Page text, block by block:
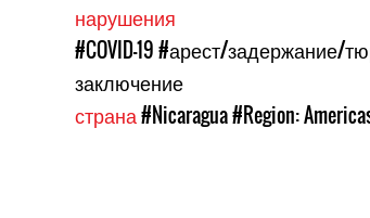
нарушения
#COVID-19#арест/задержание/
заключение
страна#Nicaragua#Region: